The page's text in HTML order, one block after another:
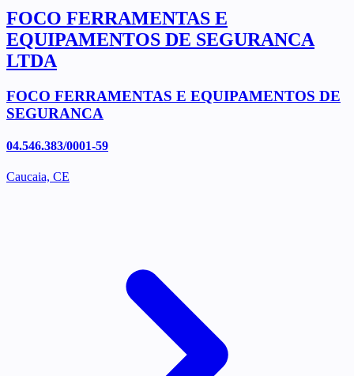
FOCO FERRAMENTAS E
EQUIPAMENTOS DE SEGURANCA
LTDA
FOCO FERRAMENTAS E EQUIPAMENTOS DE
SEGURANCA
04.546.383/0001-59
Caucaia, CE